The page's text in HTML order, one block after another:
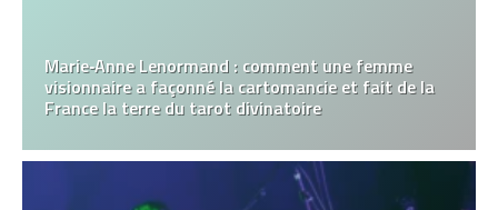
Marie‑Anne Lenormand : comment une femme
visionnaire a façonné la cartomancie et fait de la
France la terre du tarot divinatoire